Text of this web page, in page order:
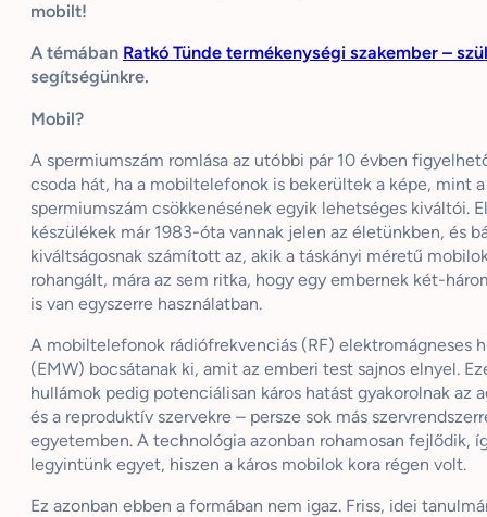
mobilt!
A témában Ratkó Tünde termékenységi szakember –
segítségünkre.
Mobil?
A spermiumszám romlása az utóbbi pár 10 évben
csoda hát, ha a mobiltelefonok is bekerültek a képe, mint a
spermiumszám csökkenésének egyik lehetséges kiváltói.
készülékek már 1983-óta vannak jelen az életünkben, és
kiváltságosnak számított az, akik a táskányi méretű
rohangált, mára az sem ritka, hogy egy embernek két-
is van egyszerre használatban.
A mobiltelefonok rádiófrekvenciás (RF) elektromágneses
(EMW) bocsátanak ki, amit az emberi test sajnos elnyel.
hullámok pedig potenciálisan káros hatást gyakorolnak az
és a reproduktív szervekre – persze sok más
egyetemben. A technológia azonban rohamosan fejlődik,
legyintünk egyet, hiszen a káros mobilok kora régen volt.
Ez azonban ebben a formában nem igaz. Friss, idei